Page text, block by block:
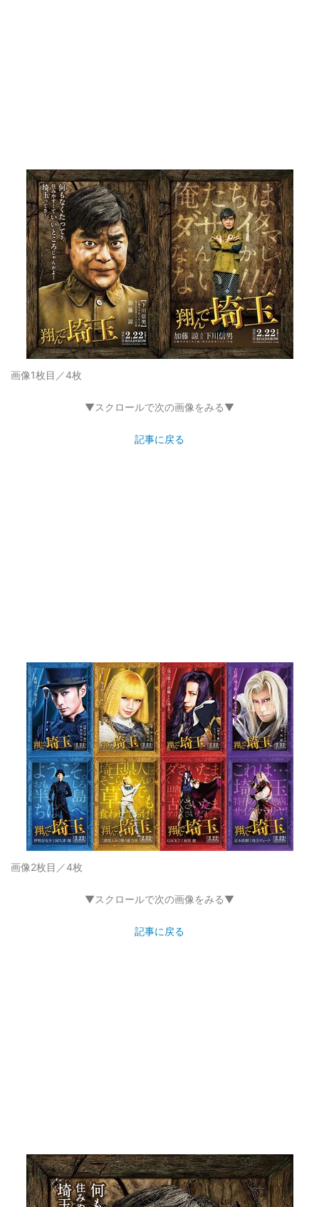
画像1枚目／4枚
▼スクロールで次の画像をみる▼
記事に戻る
画像2枚目／4枚
▼スクロールで次の画像をみる▼
記事に戻る